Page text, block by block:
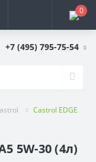
0
+7 (495) 795-75-54
Castrol EDGE
5W-30 (4л)